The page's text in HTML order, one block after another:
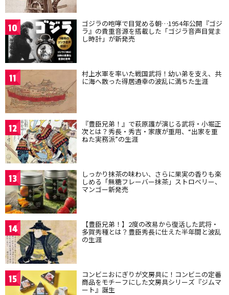
10 ゴジラの咆哮で目覚める朝…1954年公開『ゴジ
ラ』の貴重音源を搭載した「ゴジラ音声目覚ま
し時計」が新発売
11 村上水軍を率いた戦国武将！幼い弟を支え、共
に海へ散った得居通幸の波乱に満ちた生涯
12 『豊臣兄弟！』で萩原護が演じる武将・小堀正
次とは？秀長・秀吉・家康が重用、“出家を重
ねた実務派”の生涯
13 しっかり抹茶の味わい、さらに果実の香りも楽
しめる「無糖フレーバー抹茶」ストロベリー、
マンゴー新発売
14 【豊臣兄弟！】2度の改易から復活した武将・
多賀秀種とは？豊臣秀長に仕えた半年間と波乱
の生涯
15 コンビニおにぎりが文房具に！コンビニの定番
商品をモチーフにした文房具シリーズ『ジムマ
ート』誕生